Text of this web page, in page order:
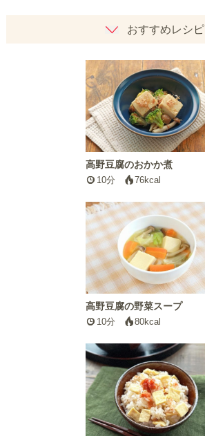
おすすめレシピ
高野豆腐のおかか煮
10分 76kcal
高野豆腐の野菜スープ
10分 80kcal